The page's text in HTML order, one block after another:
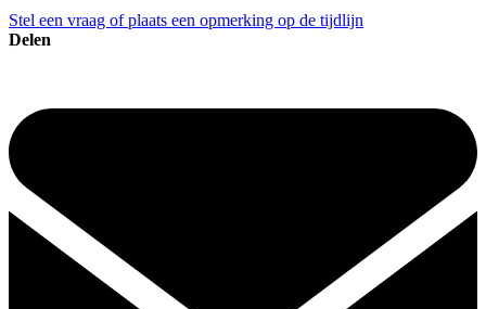
Stel een vraag of plaats een opmerking op de tijdlijn
Delen